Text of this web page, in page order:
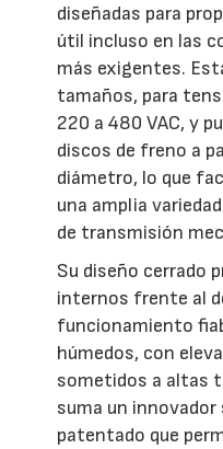
diseñadas para
útil incluso en las
más exigentes.
tamaños, para
220 a 480 VAC, y
discos de freno a
diámetro, lo que
una amplia
de transmisión
Su diseño cerrado
internos frente al
funcionamiento
húmedos, con
sometidos a altas
suma un
patentado que